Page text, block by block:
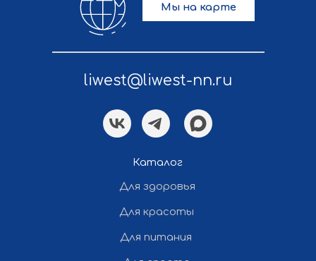
liwest@liwest-nn.ru
Каталог
Для здоровья
Для красоты
Для питания
Мы на карте
Политика конфиденциальности
— «Полдень»
Разработка и продвижение сайта